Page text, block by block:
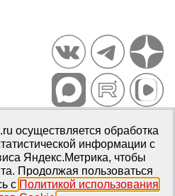
PsyJournals.ru, 2007–2026
Эл № ФС77-66447 от 14 июля
осуществляется обработка
информации с
Яндекс.Метрика, чтобы
Продолжая пользоваться
с Политикой использования